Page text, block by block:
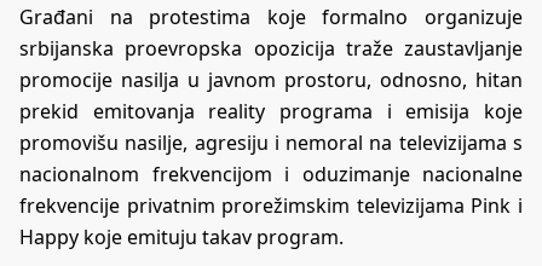
Građani na protestima koje formalno organizuje
srbijanska proevropska opozicija traže zaustavljanje
promocije nasilja u javnom prostoru, odnosno, hitan
prekid emitovanja reality programa i emisija koje
promovišu nasilje, agresiju i nemoral na televizijama s
nacionalnom frekvencijom i oduzimanje nacionalne
frekvencije privatnim prorežimskim televizijama Pink i
Happy koje emituju takav program.